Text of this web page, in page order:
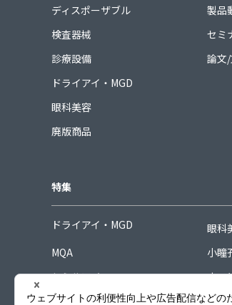
ディスポーザブル
検査器械
診療設備
ドライアイ・MGD
眼科美容
廃版商品
製品
セミ
論文
特集
ドライアイ・MGD
眼科
MQA
小瞳
シミルアイ
ホス
シグネチャーコレクション